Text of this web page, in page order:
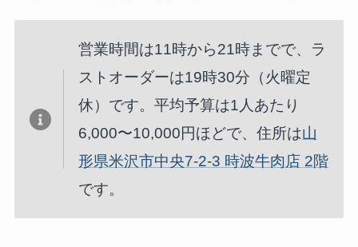
営業時間は11時から21時までで、ラ
ストオーダーは19時30分（火曜定
休）です。平均予算は1人あたり
6,000〜10,000円ほどで、住所は山
形県米沢市中央7-2-3 時波牛肉店 2階
です。